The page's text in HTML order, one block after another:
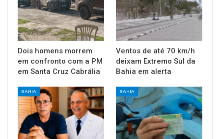
Dois homens morrem
em confronto com a PM
em Santa Cruz Cabrália
Ventos de até 70 km/h
deixam Extremo Sul da
Bahia em alerta
BAHIA BAHIA